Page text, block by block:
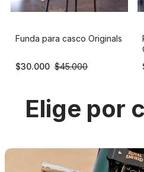
Funda para casco Originals
$45.000
$30.000
Elige por